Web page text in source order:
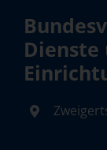
Dienste